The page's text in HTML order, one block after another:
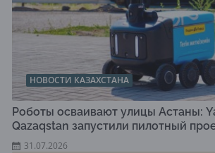
НОВОСТИ КАЗАХСТАНА
Роботы осваивают улицы Астаны:
Qazaqstan запустили пилотный
31.07.2026